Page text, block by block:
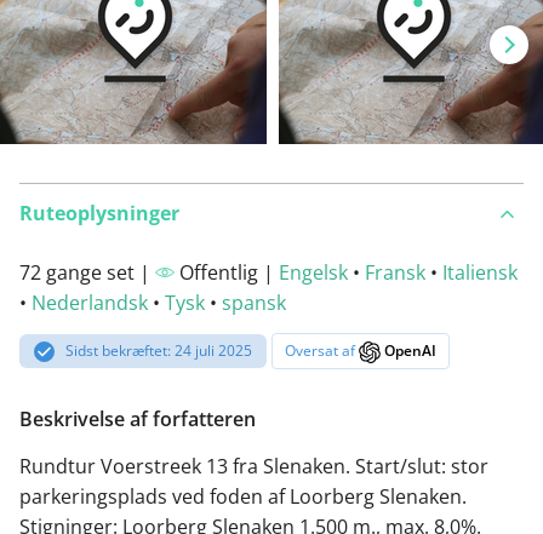
Ruteoplysninger
72 gange set | Offentlig | Engelsk • Fransk • Italiensk
• Nederlandsk • Tysk • spansk
Sidst bekræftet: 24 juli 2025 Oversat af OpenAI
Beskrivelse af forfatteren
Rundtur Voerstreek 13 fra Slenaken. Start/slut: stor
parkeringsplads ved foden af Loorberg Slenaken.
Stigninger: Loorberg Slenaken 1.500 m., max. 8,0%.